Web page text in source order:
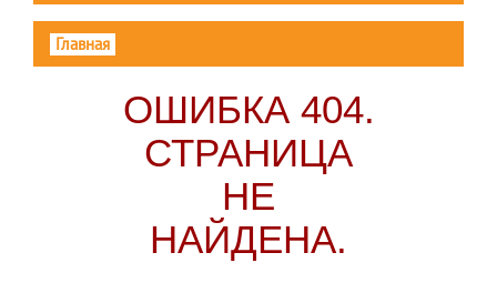
Главная
ОШИБКА 404.
СТРАНИЦА
НЕ
НАЙДЕНА.